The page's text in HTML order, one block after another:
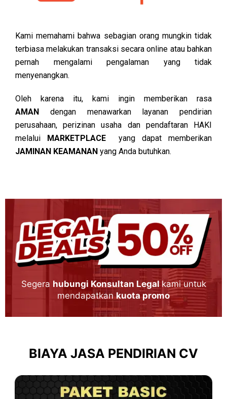
Kami memahami bahwa sebagian orang mungkin tidak
terbiasa melakukan transaksi secara online atau bahkan
pernah mengalami pengalaman yang tidak
menyenangkan.
Oleh karena itu, kami ingin memberikan rasa
AMAN dengan menawarkan layanan pendirian
perusahaan, perizinan usaha dan pendaftaran HAKI
melalui MARKETPLACEyang dapat memberikan
JAMINAN KEAMANAN yang Anda butuhkan.
Segera hubungi Konsultan Legal kami untuk
mendapatkankuota promo
BIAYA JASA PENDIRIAN CV